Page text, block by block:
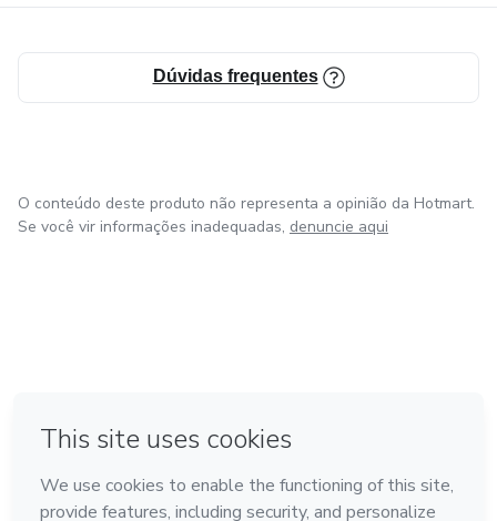
Dúvidas frequentes
O conteúdo deste produto não representa a opinião da Hotmart.
Se você vir informações inadequadas, denuncie aqui
Feito com ❤ em Bogotá